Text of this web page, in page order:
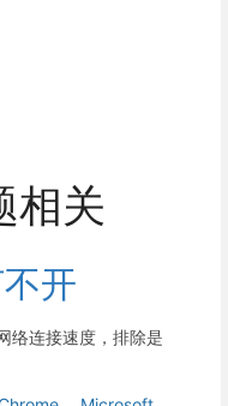
相关
开
络连接速度，排除是